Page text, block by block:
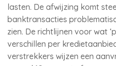
lasten. De afwijzing komt
banktransacties
zien. De richtlijnen voor wat
verschillen per
verstrekkers wijzen een